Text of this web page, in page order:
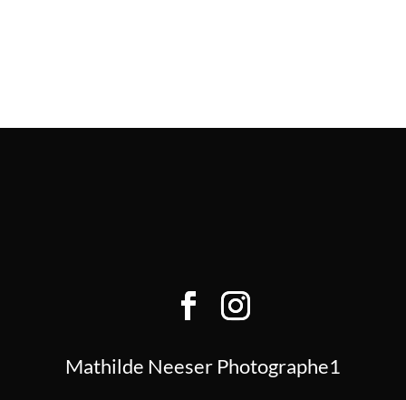
Mathilde Neeser Photographe1